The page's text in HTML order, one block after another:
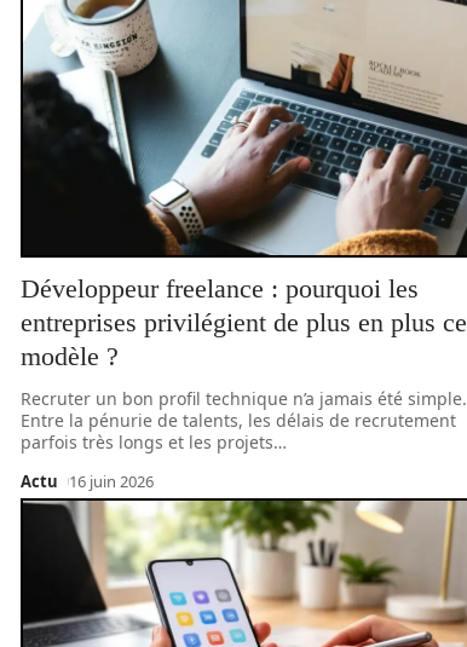
Développeur freelance : pourquoi les
entreprises privilégient de plus en plus ce
modèle ?
Recruter un bon profil technique n’a jamais été simple.
Entre la pénurie de talents, les délais de recrutement
parfois très longs et les projets…
Actu 16 juin 2026